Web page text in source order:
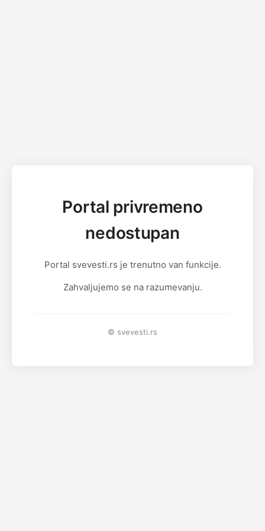
Portal privremeno
nedostupan
Portal svevesti.rs je trenutno van funkcije.
Zahvaljujemo se na razumevanju.
© svevesti.rs